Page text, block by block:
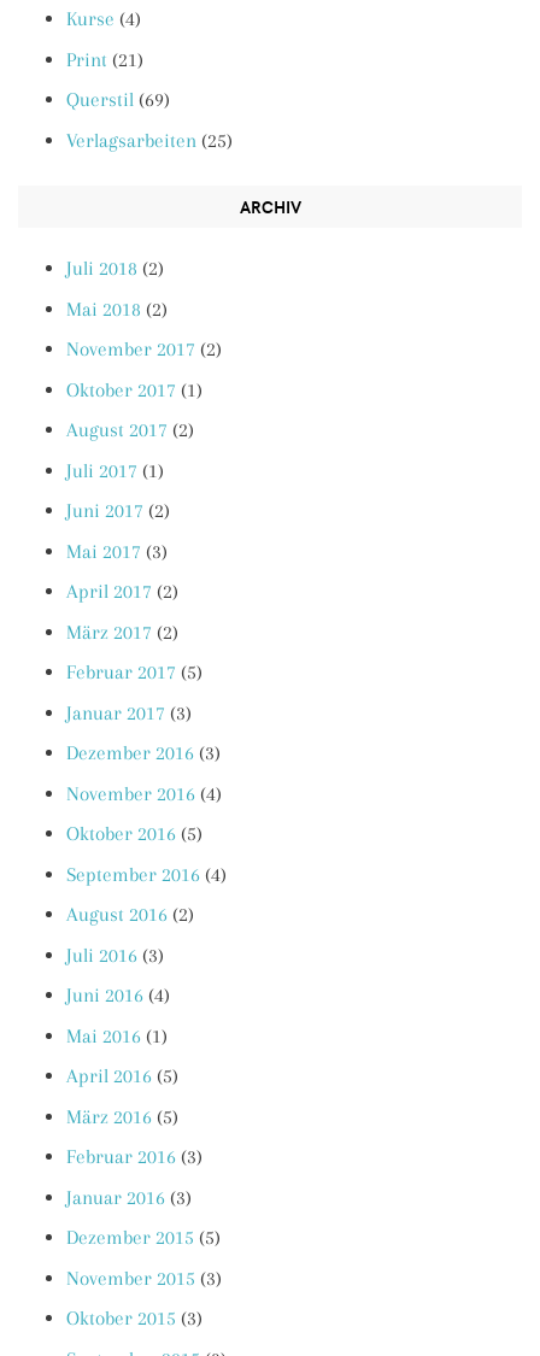
Kurse (4)
Print (21)
Querstil (69)
Verlagsarbeiten (25)
ARCHIV
Juli 2018 (2)
Mai 2018 (2)
November 2017 (2)
Oktober 2017 (1)
August 2017 (2)
Juli 2017 (1)
Juni 2017 (2)
Mai 2017 (3)
April 2017 (2)
März 2017 (2)
Februar 2017 (5)
Januar 2017 (3)
Dezember 2016 (3)
November 2016 (4)
Oktober 2016 (5)
September 2016 (4)
August 2016 (2)
Juli 2016 (3)
Juni 2016 (4)
Mai 2016 (1)
April 2016 (5)
März 2016 (5)
Februar 2016 (3)
Januar 2016 (3)
Dezember 2015 (5)
November 2015 (3)
Oktober 2015 (3)